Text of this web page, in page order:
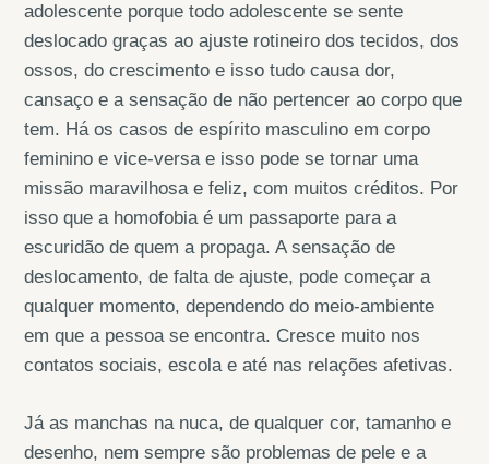
adolescente porque todo adolescente se sente
deslocado graças ao ajuste rotineiro dos tecidos, dos
ossos, do crescimento e isso tudo causa dor,
cansaço e a sensação de não pertencer ao corpo que
tem. Há os casos de espírito masculino em corpo
feminino e vice-versa e isso pode se tornar uma
missão maravilhosa e feliz, com muitos créditos. Por
isso que a homofobia é um passaporte para a
escuridão de quem a propaga. A sensação de
deslocamento, de falta de ajuste, pode começar a
qualquer momento, dependendo do meio-ambiente
em que a pessoa se encontra. Cresce muito nos
contatos sociais, escola e até nas relações afetivas.
Já as manchas na nuca, de qualquer cor, tamanho e
desenho, nem sempre são problemas de pele e a